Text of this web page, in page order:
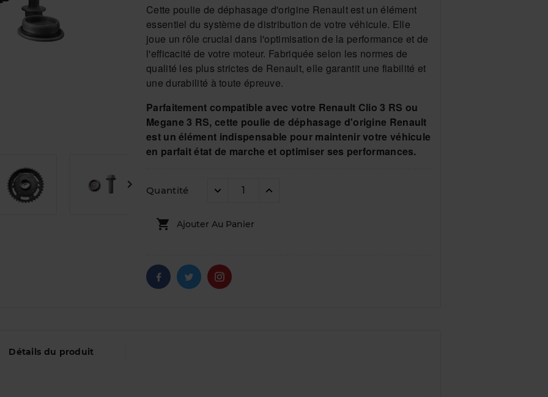

Cette poulie de déphasage d'origine Renault est un élément
essentiel du système de distribution de votre véhicule. Elle
joue un rôle crucial dans l'optimisation de la performance et de
l'efficacité de votre moteur. Fabriquée selon les normes de
qualité les plus strictes de Renault, elle garantit une fiabilité et
une durabilité à toute épreuve.
Parfaitement compatible avec votre Renault Clio 3 RS ou
Megane 3 RS, cette poulie de déphasage d'origine Renault
est un élément indispensable pour maintenir votre véhicule
en parfait état de marche et optimiser ses performances.
Quantité
 Ajouter Au Panier
Détails du produit